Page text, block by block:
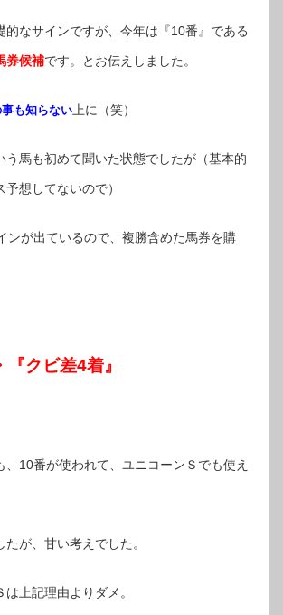
的なサインですが、今年は『10番』である
券候補です。とお伝えしました。
も知らない 上に（笑）
う馬も初めて聞いた状態でしたが（基本的
想してないので）
ンが出ているので、複勝含めた馬券を購
クビ差4着』
、10番が使われて、ユニコーンＳでも使え
が、甘い考えでした。
は上記理由よりダメ。